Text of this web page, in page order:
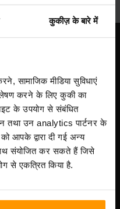
कुकीज़ के बारे में
सामाजिक मीडिया सुविधाएं
करने के लिए कुकी का
के उपयोग से संबंधित
तथा उन analytics पार्टनर के
आपके द्वारा दी गई अन्य
संयोजित कर सकते हैं जिसे
से एकत्रित किया है.
linnaosa,